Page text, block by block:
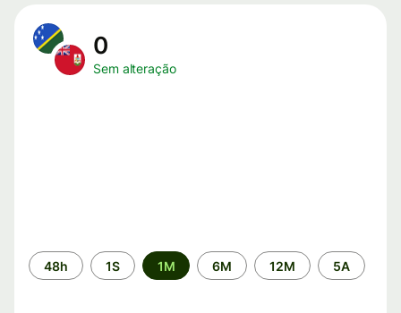
0
Sem alteração
Período
de
48h 1S 1M 6M 12M 5A